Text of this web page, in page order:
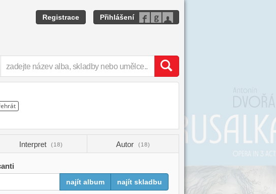
Registrace Přihlášení
Interpret (18) Autor (18)
najít album najít skladbu